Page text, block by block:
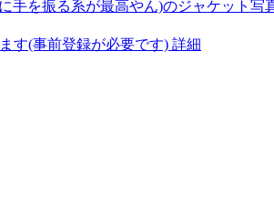
す(事前登録が必要です) 詳細